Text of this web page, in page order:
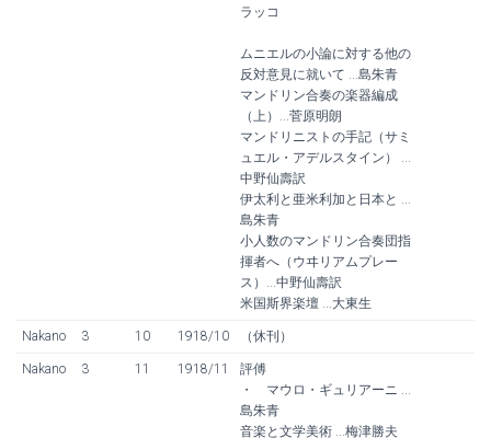
ラッコ
ムニエルの小論に対する他の
反対意見に就いて ...島朱青
マンドリン合奏の楽器編成
（上）...菅原明朗
マンドリニストの手記（サミ
ュエル・アデルスタイン） ...
中野仙壽訳
伊太利と亜米利加と日本と ...
島朱青
小人数のマンドリン合奏団指
揮者へ（ウヰリアムプレー
ス）...中野仙壽訳
米国斯界楽壇 ...大東生
Nakano 3 10 1918/10 （休刊）
Nakano 3 11 1918/11
評傅
・ マウロ・ギュリアーニ ...
島朱青
音楽と文学美術 ...梅津勝夫